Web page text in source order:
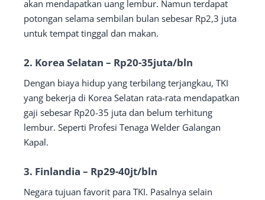
akan mendapatkan uang lembur. Namun terdapat
potongan selama sembilan bulan sebesar Rp2,3 juta
untuk tempat tinggal dan makan.
2. Korea Selatan – Rp20-35juta/bln
Dengan biaya hidup yang terbilang terjangkau, TKI
yang bekerja di Korea Selatan rata-rata mendapatkan
gaji sebesar Rp20-35 juta dan belum terhitung
lembur. Seperti Profesi Tenaga Welder Galangan
Kapal.
3. Finlandia – Rp29-40jt/bln
Negara tujuan favorit para TKI. Pasalnya selain